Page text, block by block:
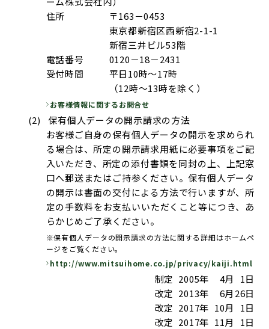
住所
〒163－0453
東京都新宿区西新宿2-1-1
新宿三井ビル53階
電話番号
0120－18－2431
受付時間
平日10時～17時
（12時～13時を除く）
お客様情報に関するお問合せ
保有個人データの開示請求の方法
お客様ご自身の保有個人データの開示を求められ
る場合は、所定の開示請求用紙に必要事項をご記
入いただき、所定の添付書類を同封の上、上記窓
口へ郵送またはご持参ください。保有個人データ
の開示は書面の交付による方法で行いますが、所
定の手数料をお支払いいただくこと等につき、あ
らかじめご了承ください。
※保有個人データの開示請求の方法に関する詳細はホームペ
ージをご覧ください。
http://www.mitsuihome.co.jp/privacy/kaiji.html
制定 2005年 4月
1日
改定 2013年 6月 26日
改定 2017年 10月
1日
改定 2017年 11月
1日